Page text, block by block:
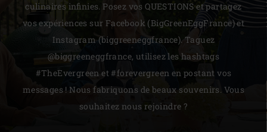
culinaires infinies. Posez vos QUESTIONS et partagez
vos expériences sur Facebook (BigGreenEggFrance) et
Instagram (biggreeneggfrance). Taguez
@biggreeneggfrance, utilisez les hashtags
#TheEvergreen et #forevergreen en postant vos
messages ! Nous fabriquons de beaux souvenirs. Vous
souhaitez nous rejoindre ?